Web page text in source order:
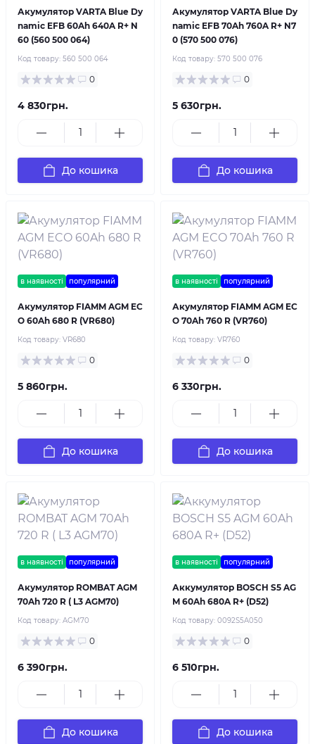
Акумулятор VARTA Blue Dy
namic EFB 60Ah 640A R+ N
60 (560 500 064)
Код товару: 560 500 064
0
4 830грн.
До кошика
Акумулятор VARTA Blue Dy
namic EFB 70Ah 760A R+ N7
0 (570 500 076)
Код товару: 570 500 076
0
5 630грн.
До кошика
в наявності популярний
Акумулятор FIAMM AGM EC
O 60Ah 680 R (VR680)
Код товару: VR680
0
5 860грн.
До кошика
в наявності популярний
Акумулятор FIAMM AGM EC
O 70Ah 760 R (VR760)
Код товару: VR760
0
6 330грн.
До кошика
в наявності популярний
Акумулятор ROMBAT AGM
70Ah 720 R ( L3 AGM70)
Код товару: AGM70
0
6 390грн.
До кошика
в наявності популярний
Аккумулятор BOSCH S5 AG
M 60Ah 680A R+ (D52)
Код товару: 0092S5A050
0
6 510грн.
До кошика